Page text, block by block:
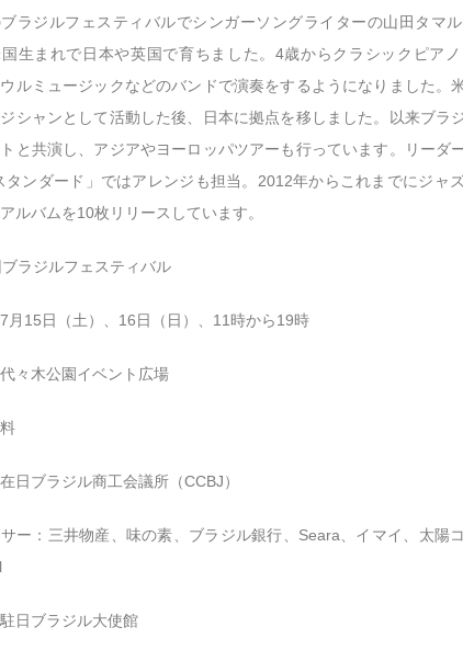
ラジルフェスティバルでシンガーソングライターの山田タマ
生まれで日本や英国で育ちました。4歳からクラシックピア
ルミュージックなどのバンドで演奏をするようになりました。
シャンとして活動した後、日本に拠点を移しました。以来ブラ
と共演し、アジアやヨーロッパツアーも行っています。リーダ
タンダード」ではアレンジも担当。2012年からこれまでにジャ
ルバムを10枚リリースしています。
ラジルフェスティバル
月15日（土）、16日（日）、11時から19時
々木公園イベント広場
日ブラジル商工会議所（CCBJ）
ー：三井物産、味の素、ブラジル銀行、Seara、イマイ、太陽
日ブラジル大使館